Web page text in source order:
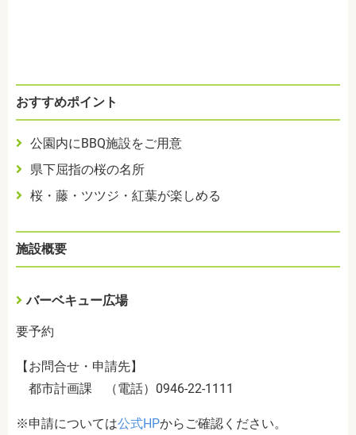
おすすめポイント
公園内にBBQ施設をご用意
県下屈指の桜の名所
桜・藤・ツツジ・紅葉が楽しめる
施設概要
バーベキュー広場
要予約
【お問合せ・申請先】
都市計画課 （電話）0946-22-1111
※申請については公式HPからご確認ください。